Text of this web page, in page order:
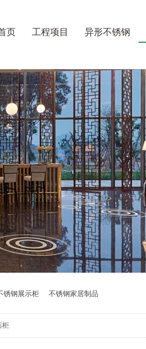
页 工程项目 异形不锈钢
锈钢展示柜 不锈钢家居制品
柜